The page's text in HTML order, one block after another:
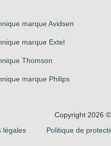
marque Avidsen
marque Extel
Thomson
marque Philips
Copyright 2026
légales Politique de